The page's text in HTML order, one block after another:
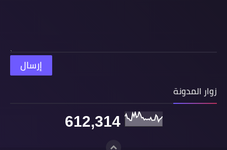
زوار المدونة
612,314